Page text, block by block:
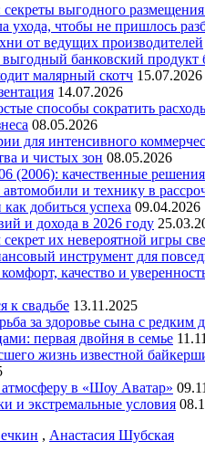
выгодного размещения
ухода, чтобы не пришлось
от ведущих производителей
банковский продукт
малярный скотч 15.07.2026
14.07.2026
способы сократить
08.05.2026
для интенсивного
и чистых зон 08.05.2026
(2006): качественные
и технику в
добиться успеха 09.04.2026
и дохода в 2026 году
их невероятной игры
инструмент для
качество и
к свадьбе 13.11.2025
за здоровье сына с редким
первая двойня в семье
жизнь известной
в «Шоу Аватар»
и экстремальные условия
, Анастасия Шубская